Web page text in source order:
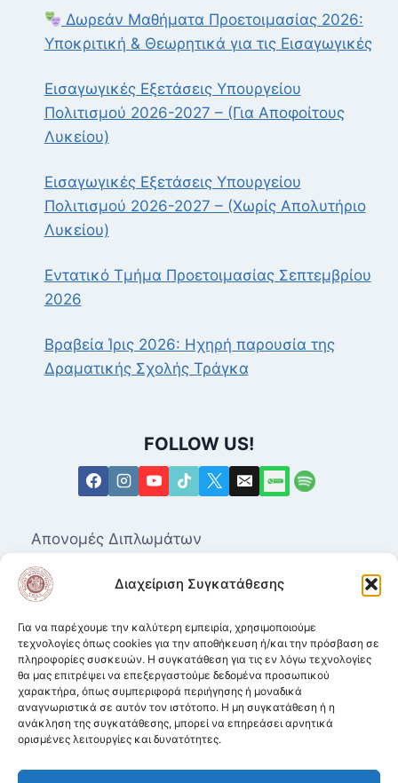
Διαχείριση Συγκατάθεσης
Για να παρέχουμε την καλύτερη εμπειρία, χρησιμοποιούμε
τεχνολογίες όπως cookies για την αποθήκευση ή/και την πρόσβαση σε
πληροφορίες συσκευών. Η συγκατάθεση για τις εν λόγω τεχνολογίες
θα μας επιτρέψει να επεξεργαστούμε δεδομένα προσωπικού
χαρακτήρα, όπως συμπεριφορά περιήγησης ή μοναδικά
αναγνωριστικά σε αυτόν τον ιστότοπο. Η μη συγκατάθεση ή η
ανάκληση της συγκατάθεσης, μπορεί να επηρεάσει αρνητικά
ορισμένες λειτουργίες και δυνατότητες.
Δωρεάν Μαθήματα Προετοιμασίας 2026:
Υποκριτική & Θεωρητικά για τις Εισαγωγικές
Εισαγωγικές Εξετάσεις Υπουργείου
Πολιτισμού 2026-2027 – (Για Αποφοίτους
Λυκείου)
Εισαγωγικές Εξετάσεις Υπουργείου
Πολιτισμού 2026-2027 – (Χωρίς Απολυτήριο
Λυκείου)
Εντατικό Τμήμα Προετοιμασίας Σεπτεμβρίου
2026
Βραβεία Ίρις 2026: Ηχηρή παρουσία της
Δραματικής Σχολής Τράγκα
FOLLOW US!
Απονομές Διπλωμάτων
Επαγγελματικά Δικαιώματα για τις Ανώτερες
Δραματικές Σχολές
Μητρώο Καλλιτεχνών
Ισοτιμία αποφοίτων από Δραματικές Σχολές.
Κατατακτήριες σε ΑΕΙ από Δραματικές
Σχολές
Πολιτική Απορρήτου